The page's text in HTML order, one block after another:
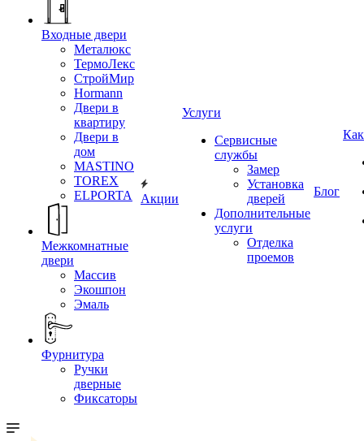
Входные двери
Металюкс
ТермоЛекс
СтройМир
Hormann
Двери в
квартиру
Двери в
дом
MASTINO
TOREX
ELPORTA
Межкомнатные
двери
Массив
Экошпон
Эмаль
Фурнитура
Ручки
дверные
Фиксаторы
Акции
Услуги
Сервисные
службы
Замер
Установка
дверей
Дополнительные
услуги
Отделка
проемов
Блог